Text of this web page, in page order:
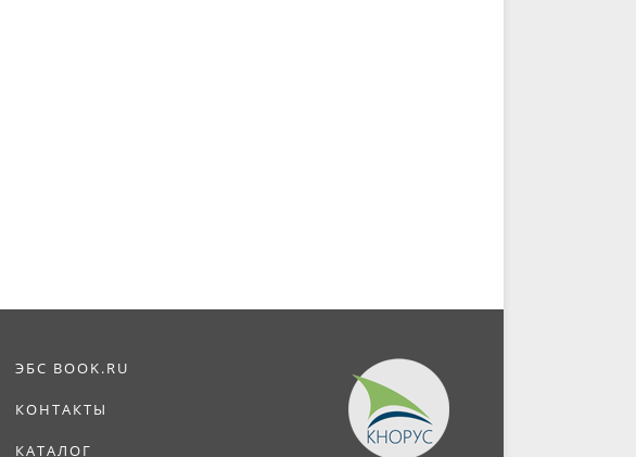
ЭБС BOOK.RU
КОНТАКТЫ
КАТАЛОГ